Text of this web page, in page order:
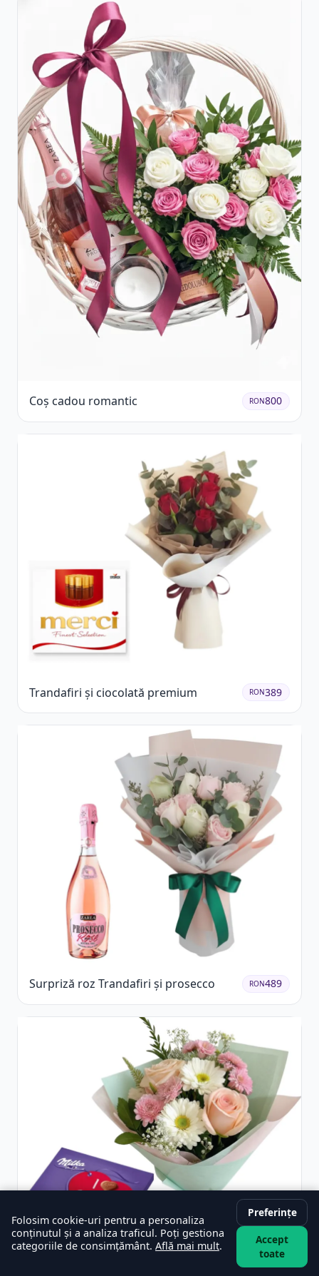
Coș cadou romantic RON800
Trandafiri și ciocolată premium RON389
Surpriză roz Trandafiri și prosecco RON489
Folosim cookie-uri pentru a personaliza
conținutul și a analiza traficul. Poți gestiona
categoriile de consimțământ. Află mai mult.
Preferințe
Accept
toate